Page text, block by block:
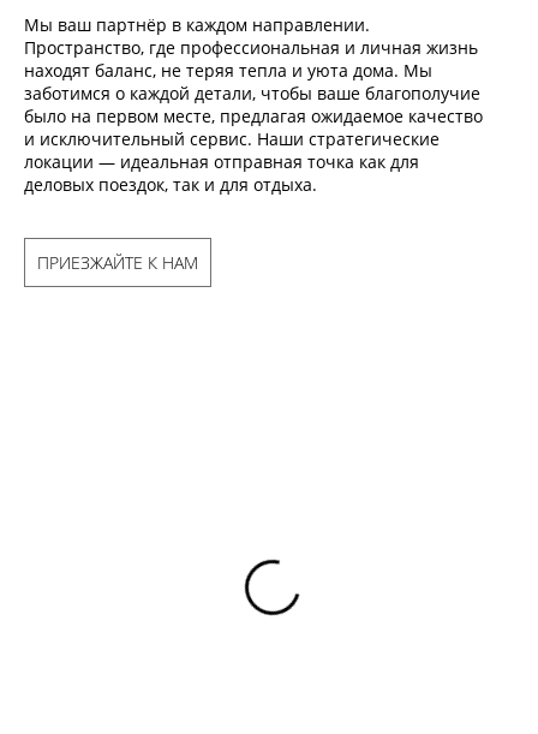
Мы ваш партнёр в каждом направлении.
Пространство, где профессиональная и личная жизнь
находят баланс, не теряя тепла и уюта дома. Мы
заботимся о каждой детали, чтобы ваше благополучие
было на первом месте, предлагая ожидаемое качество
и исключительный сервис. Наши стратегические
локации — идеальная отправная точка как для
деловых поездок, так и для отдыха.
ПРИЕЗЖАЙТЕ К НАМ